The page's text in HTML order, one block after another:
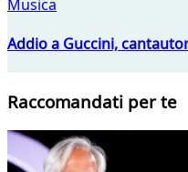
Musica
Addio a Guccini,
Raccomandati per te